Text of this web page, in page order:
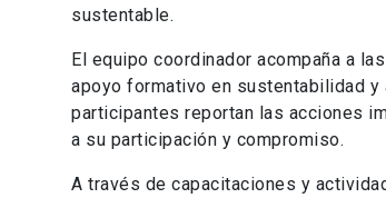
sustentable.
El equipo coordinador acompaña a
apoyo formativo en sustentabilidad y
participantes reportan las acciones
a su participación y compromiso.
A través de capacitaciones y